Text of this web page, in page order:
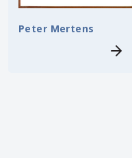
Peter Mertens